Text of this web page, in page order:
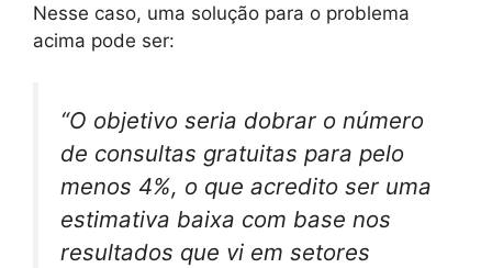
Nesse caso, uma solução para o problema
acima pode ser:
“O objetivo seria dobrar o número
de consultas gratuitas para pelo
menos 4%, o que acredito ser uma
estimativa baixa com base nos
resultados que vi em setores